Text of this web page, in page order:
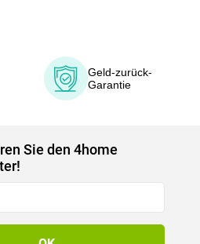
Geld-zurück-
Garantie
Sie den 4home